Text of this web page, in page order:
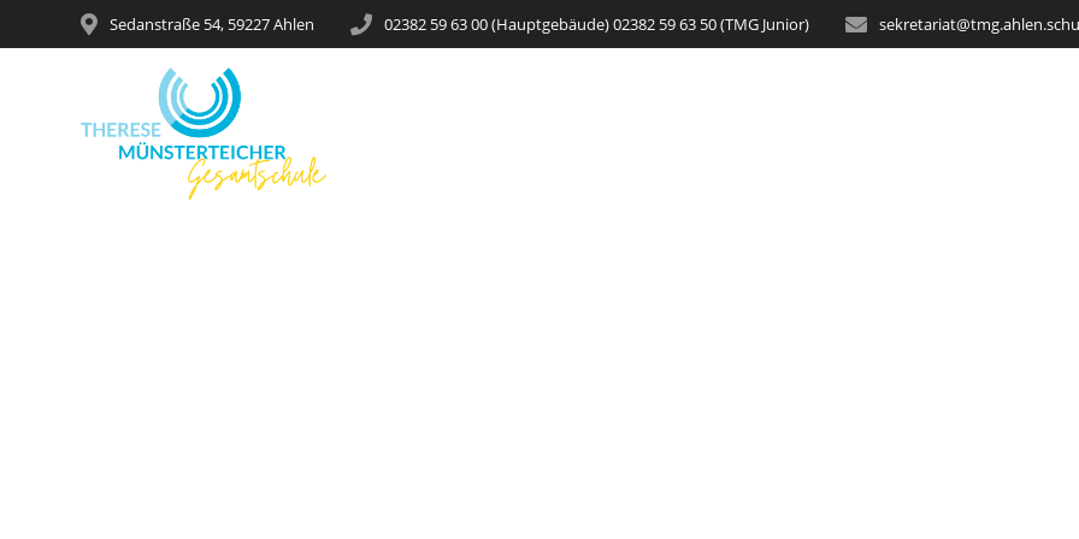
Sedanstraße 54, 59227 Ahlen 02382 59 63 00 (Hauptgebäude) 02382 59 63 50 (TMG Junior)